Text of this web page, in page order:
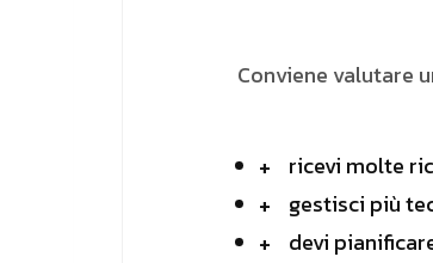
Conviene valutare
ricevi molte
gestisci più
devi